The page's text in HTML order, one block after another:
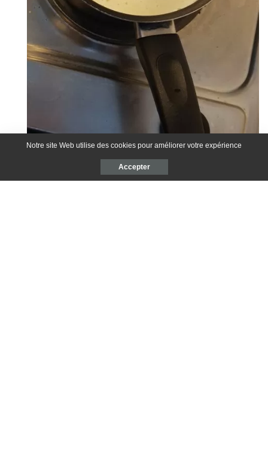
Voilà votre crème pâtissière est prête.
Notre site Web utilise des cookies pour améliorer votre expérience
Accepter